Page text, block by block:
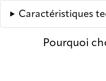
Caractéristiques
Pourquoi